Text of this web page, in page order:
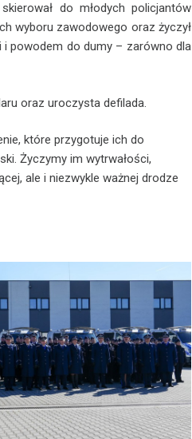
do młodych policjantów
wyboru zawodowego oraz życzył
i powodem do dumy – zarówno dla
oraz uroczysta defilada.
które przygotuje ich do
Życzymy im wytrwałości,
ale i niezwykle ważnej drodze